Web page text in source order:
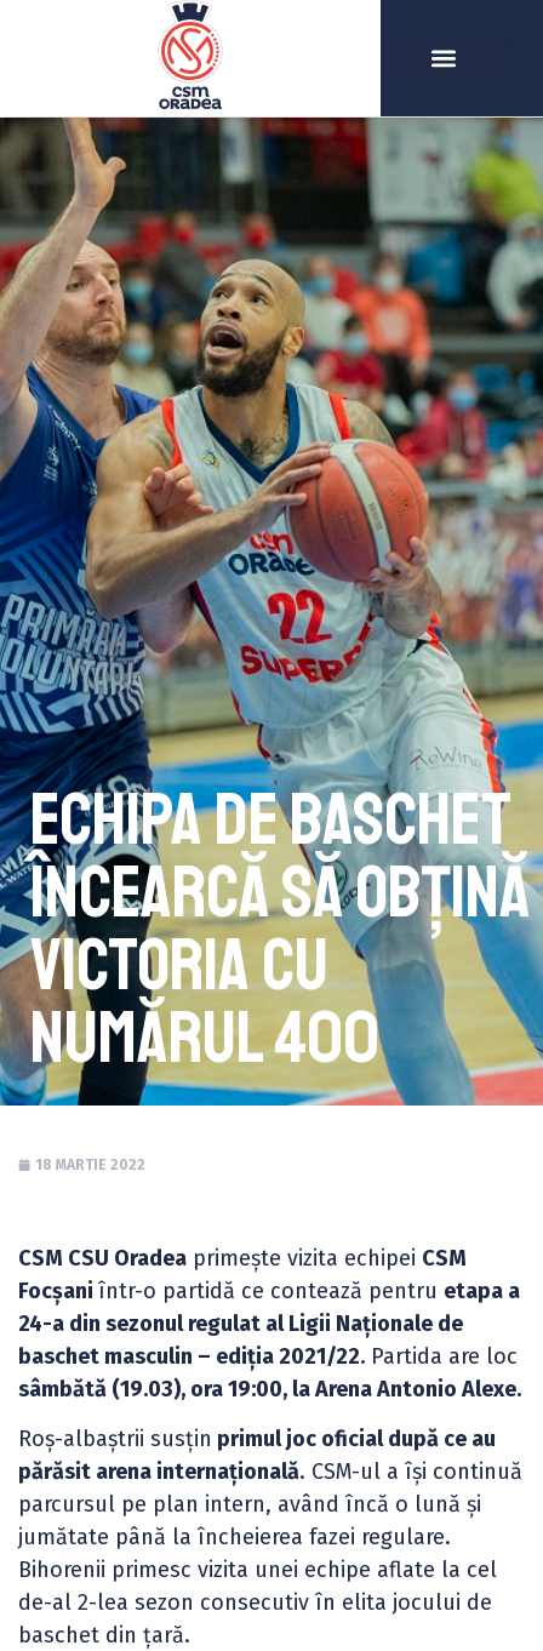
Echipa de baschet
încearcă să obțină
victoria cu
numărul 400
18 MARTIE 2022
CSM CSU Oradea primește vizita echipei CSM
Focșani într-o partidă ce contează pentru etapa a
24-a din sezonul regulat al Ligii Naționale de
baschet masculin – ediția 2021/22. Partida are loc
sâmbătă (19.03), ora 19:00, la Arena Antonio Alexe.
Roș-albaștrii susțin primul joc oficial după ce au
părăsit arena internațională. CSM-ul a își continuă
parcursul pe plan intern, având încă o lună și
jumătate până la încheierea fazei regulare.
Bihorenii primesc vizita unei echipe aflate la cel
de-al 2-lea sezon consecutiv în elita jocului de
baschet din țară.